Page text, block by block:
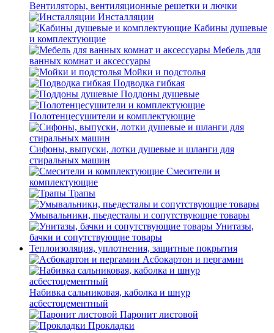
Вентиляторы, вентиляционные решетки и лючки
Инсталляции
Кабины душевые
и комплектующие
Мебель для
ванных комнат и аксессуары
Мойки и подстолья
Подводка гибкая
Поддоны душевые
Полотенцесушители и комплектующие
Сифоны, выпуски, лотки душевые и шланги для
стиральных машин
Смесители и
комплектующие
Трапы
Умывальники, пьедесталы и сопутствующие товары
Унитазы,
бачки и сопутствующие товары
Теплоизоляция, уплотнения, защитные покрытия
Асбокартон и пергамин
Набивка сальниковая, каболка и шнур
асбестоцементный
Паронит листовой
Прокладки